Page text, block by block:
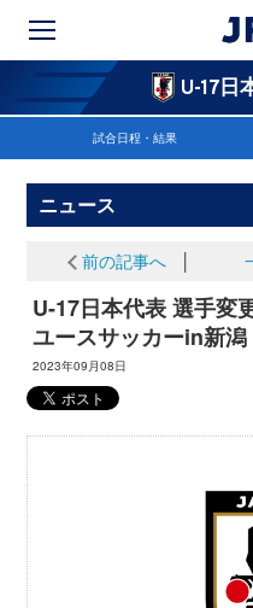
U-17日
試合日程・結果
ニュース
前の記事へ
U-17日本代表 選手
ユースサッカーin新潟
2023年09月08日